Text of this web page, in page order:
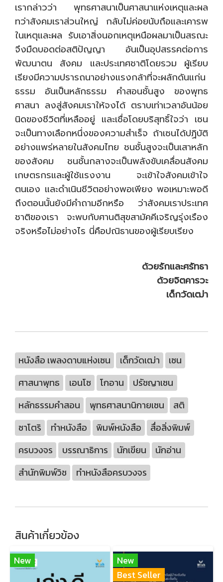
เรากล่าวว่า พุทธศาสนาเป็นศาสนาแห่งเหตุและผล
ทว่าสังคมเราส่วนใหญ่ กลับไม่ค่อยนับถือและเคารพ
ในเหตุและผล รับเอาสิ่งนอกเหตุเหนือผลมาเป็นสรณะ
จึงมืดบอดต่อสติปัญญา อันเป็นอุปสรรคต่อการ
พัฒนาตน สังคม และประเทศชาติโดยรวม ผู้เรียบ
เรียงมีความปรารถนาอย่างแรงกล้าที่จะผลักดันแก่น
ธรรม อันเป็นหลักธรรม คำสอนชั้นสูง ของพุทธ
ศาสนา ลงสู่สังคมเราให้จงได้ ตราบเท่าเวลาอันน้อย
นิดของชีวิตที่เหลืออยู่ และเชื่อโดยบริสุทธิ์ใจว่า เซน
จะเป็นทางเลือกหนึ่งของความสำเร็จ ถ้าเซนได้ปฏิบัติ
อย่างแพร่หลายในสังคมไทย ชนชั้นสูงจะเป็นเสาหลัก
ของสังคม ชนชั้นกลางจะเป็นพลังขับเคลื่อนสังคม
เกษตรกรและผู้ใช้แรงงาน จะเข้าใจสังคมเข้าใจ
ตนเอง และดำเนินชีวิตอย่างพอเพียง พอเหมาะพอดี
ถึงตอนนั้นยังมีคำถามอีกหรือ ว่าสังคมเราประเทศ
ชาติของเรา จะพบกับศานติสุขสามัคคีเจริญรุ่งเรือง
จริงหรือไม่อย่างไร นี่คือปณิธานของผู้เรียบเรียง
ด้วยรักและศรัทธา
ด้วยจิตคารวะ
เด็กวัดเฒ่า
หนังสือ เพลงดาบแห่งเซน เด็กวัดเฒ่า
เซน
ศาสนาพุทธ
เอนโซ โกอาน
ปรัชญาเซน
หลักธรรมคำสอน
พุทธศาสนานิกายเซน
สติ
ซาโตริ
ทำหนังสือ พิมพ์หนังสือ
สื่อสิ่งพิมพ์
ครบวงจร
บรรณาธิการ นักเขียน
นักอ่าน
สำนักพิมพ์วิช
ทำหนังสือครบวงจร
สินค้าเกี่ยวข้อง
New
New
Best Seller